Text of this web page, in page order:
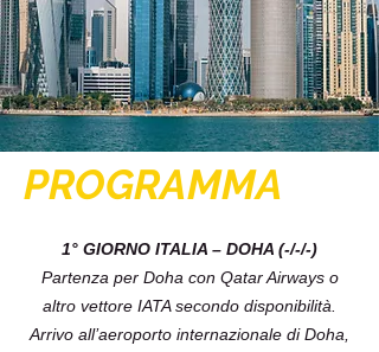
PROGRAMMA
1° GIORNO ITALIA – DOHA (-/-/-)
Partenza per Doha con Qatar Airways o
altro vettore IATA secondo disponibilità.
Arrivo all’aeroporto internazionale di Doha,